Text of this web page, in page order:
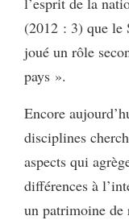
(2012 : 3) que le
joué un rôle
pays ».
Encore
disciplines
aspects qui
différences à
un patrimoine de